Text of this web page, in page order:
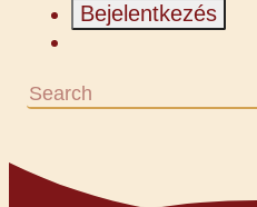
Bejelentkezés